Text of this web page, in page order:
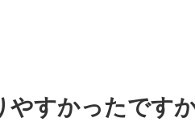
やすかったです